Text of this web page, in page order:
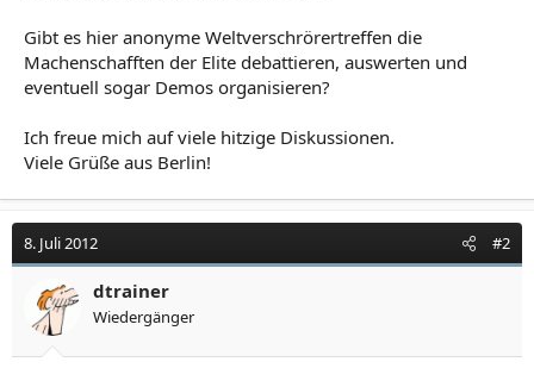
Gibt es hier anonyme Weltverschrörertreffen die
Machenschafften der Elite debattieren, auswerten und
eventuell sogar Demos organisieren?
Ich freue mich auf viele hitzige Diskussionen.
Viele Grüße aus Berlin!
8. Juli 2012 #2
dtrainer
Wiedergänger